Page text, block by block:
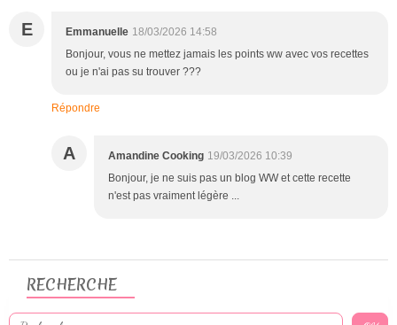
E Emmanuelle 18/03/2026 14:58
Bonjour, vous ne mettez jamais les points ww avec vos recettes
ou je n'ai pas su trouver ???
Répondre
A Amandine Cooking 19/03/2026 10:39
Bonjour, je ne suis pas un blog WW et cette recette
n'est pas vraiment légère ...
RECHERCHE